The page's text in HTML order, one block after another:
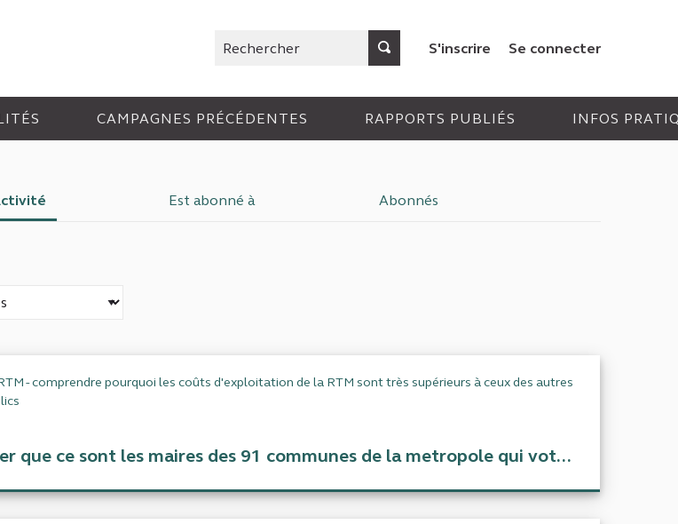
Rechercher S'inscrire Se connecter
CAMPAGNES PRÉCÉDENTES RAPPORTS PUBLIÉS INFOS
Est abonné à Abonnés
- comprendre pourquoi les coûts d'exploitation de la RTM sont très supérieurs à ceux des autres
que ce sont les maires des 91 communes de la metropole qui vot...